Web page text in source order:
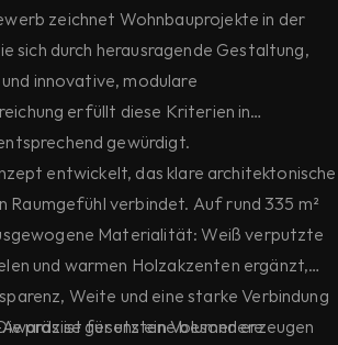
zeichnet Wohnbauprojekte in der
sich durch herausragende Gestaltung,
innovative, modulare
erfüllt diese Kriterien in
gewürdigt.
entwickelt, das klare architektonische
verbindet. Auf rund 335 m²
Materialität: Weiß verputzte
und warmen Holzakzenten ergänzt,
Weite und eine starke Verbindung
präzise gesetzten Volumen erzeugen
ist für uns eine besondere